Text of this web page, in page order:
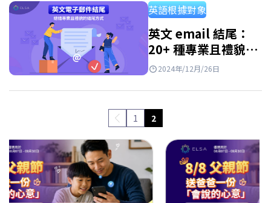
英語根據對象
英文 email 結尾：
20+ 種專業且禮貌地
結束 email 的合輯
2024年/12月/26日
1 2